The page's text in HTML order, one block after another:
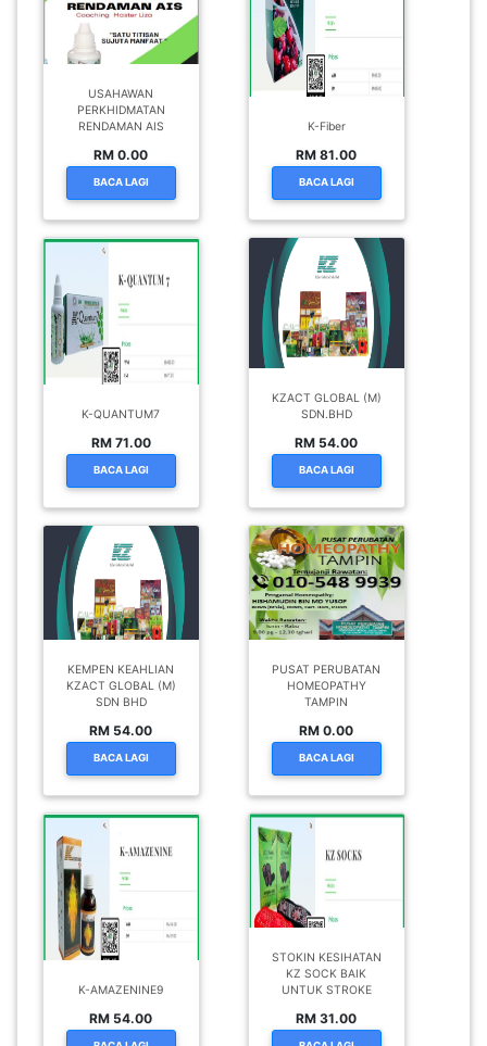
USAHAWAN
PERKHIDMATAN
RENDAMAN AIS
RM 0.00
BACA LAGI
K-Fiber
RM 81.00
BACA LAGI
K-QUANTUM7
RM 71.00
BACA LAGI
KZACT GLOBAL (M)
SDN.BHD
RM 54.00
BACA LAGI
KEMPEN KEAHLIAN
KZACT GLOBAL (M)
SDN BHD
RM 54.00
BACA LAGI
PUSAT PERUBATAN
HOMEOPATHY
TAMPIN
RM 0.00
BACA LAGI
K-AMAZENINE9
RM 54.00
STOKIN KESIHATAN
KZ SOCK BAIK
UNTUK STROKE
RM 31.00